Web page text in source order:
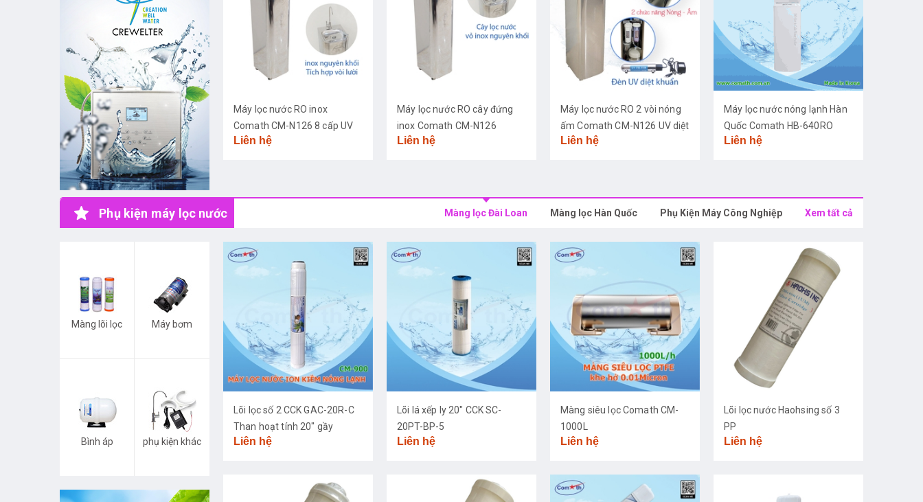
Máy lọc nước RO inox
Comath CM-N126 8 cấp UV
diệt khuẩn
Liên hệ
Máy lọc nước RO cây đứng
inox Comath CM-N126
Liên hệ
Máy lọc nước RO 2 vòi nóng
ấm Comath CM-N126 UV diệt
khuẩn
Liên hệ
Máy lọc nước nóng lạnh Hàn
Quốc Comath HB-640RO
Liên hệ
Phụ kiện máy lọc nước Màng lọc Đài Loan Màng lọc Hàn Quốc Phụ Kiện Máy Công Nghiệp Xem tất cả
Màng lõi lọc Máy bơm
Bình áp phụ kiện khác
Lõi lọc số 2 CCK GAC-20R-C
Than hoạt tính 20" gầy
Liên hệ
Lõi lá xếp ly 20" CCK SC-
20PT-BP-5
Liên hệ
Màng siêu lọc Comath CM-
1000L
Liên hệ
Lõi lọc nước Haohsing số 3
PP
Liên hệ